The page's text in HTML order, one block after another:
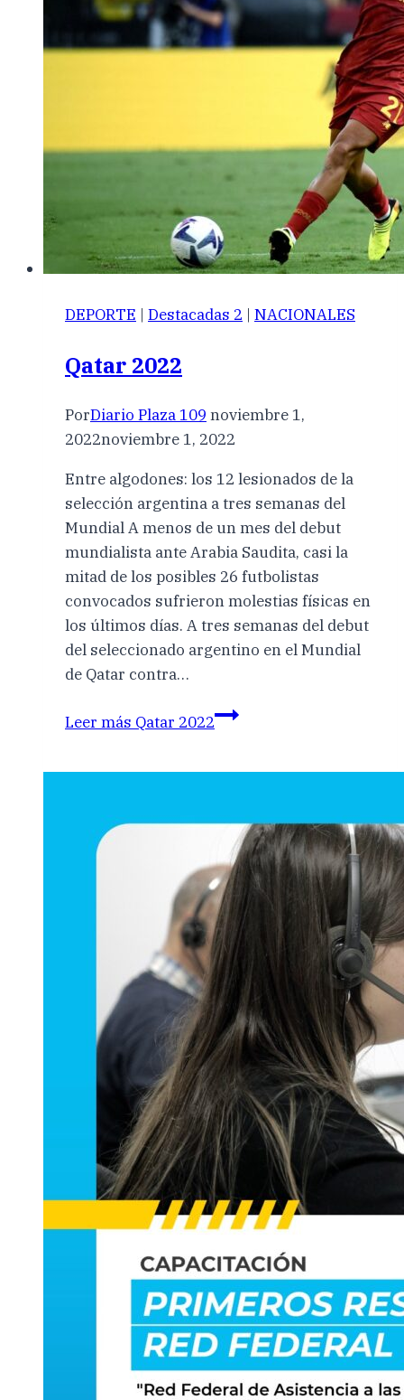
DEPORTE | Destacadas 2 | NACIONALES
Qatar 2022
PorDiario Plaza 109 noviembre 1,
2022noviembre 1, 2022
Entre algodones: los 12 lesionados de la
selección argentina a tres semanas del
Mundial A menos de un mes del debut
mundialista ante Arabia Saudita, casi la
mitad de los posibles 26 futbolistas
convocados sufrieron molestias físicas en
los últimos días. A tres semanas del debut
del seleccionado argentino en el Mundial
de Qatar contra…
Leer más Qatar 2022